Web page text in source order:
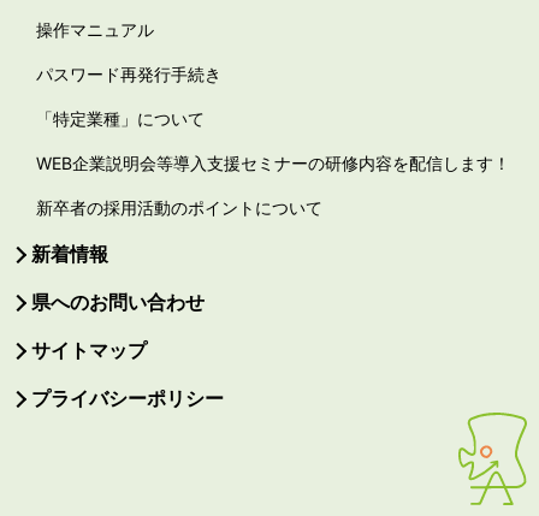
操作マニュアル
パスワード再発行手続き
「特定業種」について
WEB企業説明会等導入支援セミナーの研修内容を配信します！
新卒者の採用活動のポイントについて
新着情報
県へのお問い合わせ
サイトマップ
プライバシーポリシー